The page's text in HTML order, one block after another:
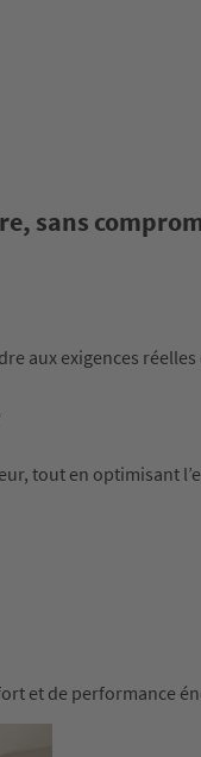
sans
aux exigences
tout en optimisant
et de performance